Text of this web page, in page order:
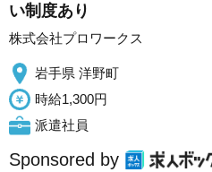
い制度あり
株式会社プロワークス
岩手県 洋野町
時給1,300円
派遣社員
Sponsored by